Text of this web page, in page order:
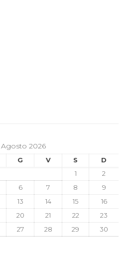
Agosto 2026
G V S
D
1
2
6 7 8
9
13 14 15
16
20 21 22
23
27 28 29
30